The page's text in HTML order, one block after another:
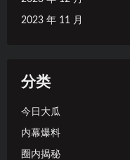
2023 年 11 月
分类
今日大瓜
内幕爆料
圈内揭秘